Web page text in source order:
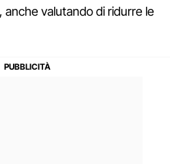
valutando di ridurre le